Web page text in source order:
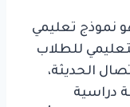
نموذج تعليمي
للطلاب
الحديثة،
دراسية